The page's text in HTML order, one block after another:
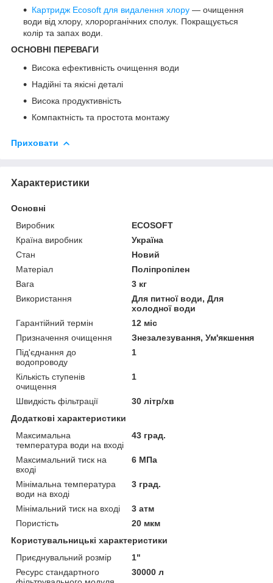
Картридж Ecosoft для видалення хлору — очищення
води від хлору, хлорорганічних сполук. Покращується
колір та запах води.
ОСНОВНІ ПЕРЕВАГИ
Висока ефективність очищення води
Надійні та якісні деталі
Висока продуктивність
Компактність та простота монтажу
Приховати
Характеристики
Основні
Виробник
ECOSOFT
Країна виробник
Україна
Стан
Новий
Матеріал
Поліпропілен
Вага
3 кг
Використання
Для питної води, Для
холодної води
Гарантійний термін
12 міс
Призначення очищення
Знезалезування, Ум'якшення
Під'єднання до
водопроводу
1
Кількість ступенів
очищення
1
Швидкість фільтрації
30 літр/хв
Додаткові характеристики
Максимальна
температура води на вході
43 град.
Максимальний тиск на
вході
6 МПа
Мінімальна температура
води на вході
3 град.
Мінімальний тиск на вході
3 атм
Пористість
20 мкм
Користувальницькі характеристики
Приєднувальний розмір
1"
Ресурс стандартного
30000 л